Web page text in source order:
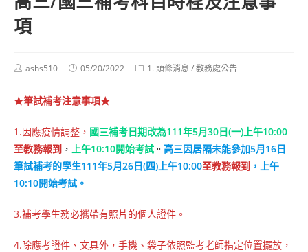
項
Postashs510
Post05/20/2022
Post1. 頭條消息 /教務處公告
★筆試補考注意事項★
1.因應疫情調整， 國三補考日期改為111年5月30日(一)上午10:00
至教務報到 ， 上午10:10開始考試 。 高三因居隔未能參加5月16日
筆試補考的學生111年5月26日(四)上午10:00至教務報到 ， 上午
10:10開始考試 。
3.補考學生務必攜帶有照片的個人證件。
4.除應考證件、文具外，手機、袋子依照監考老師指定位置擺放，